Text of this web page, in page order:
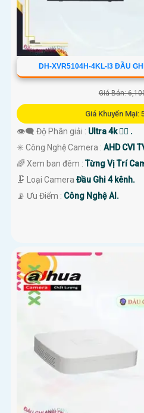
DH-XVR5104H-4KL-I3 ĐẦU
Giá Bán:
Giá Khuyến Mại:
👁️‍🗨 Độ Phân giải : Ultra 4k 👍🏾 .
✳️ Công Nghệ Camera : AHD CVI
🌈 Xem ban đêm :Từng Vị Trí
🗜️ Loại Camera Đầu Ghi 4 kênh.
️📡 Ưu Điểm : Công Nghệ AI.